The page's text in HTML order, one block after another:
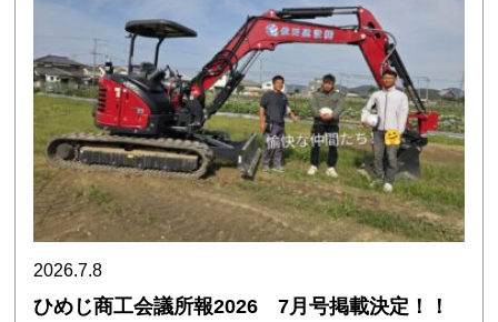
2026.7.8
ひめじ商工会議所報2026 7月号掲載決定！！